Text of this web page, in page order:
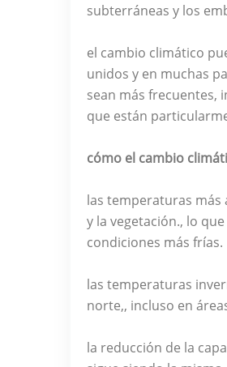
subterráneas y los
el cambio climático
unidos y en muchas
sean más frecuentes,
que están
cómo el cambio
las temperaturas más
y la vegetación., lo
condiciones más frías.
las temperaturas
norte,, incluso en
la reducción de la